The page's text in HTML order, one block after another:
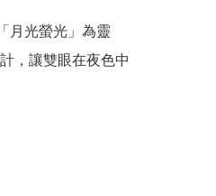
光螢光」為靈
，讓雙眼在夜色中